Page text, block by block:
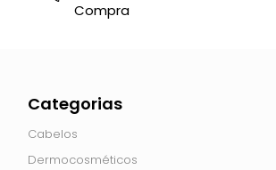
Compra
Categorias
Cabelos
Dermocosméticos